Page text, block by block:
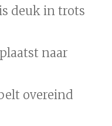
deuk in trots
naar
overeind